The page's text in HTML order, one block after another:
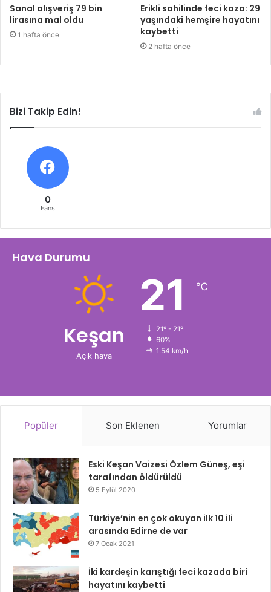
Sanal alışveriş 79 bin
lirasına mal oldu
1 hafta önce
Erikli sahilinde feci kaza: 29
yaşındaki hemşire hayatını
kaybetti
2 hafta önce
Bizi Takip Edin!
0
Fans
Hava Durumu
Keşan
Açık hava
21 ℃
21º - 21º
60%
1.54 km/h
Popüler Son Eklenen Yorumlar
Eski Keşan Vaizesi Özlem Güneş, eşi
tarafından öldürüldü
5 Eylül 2020
Türkiye’nin en çok okuyan ilk 10 ili
arasında Edirne de var
7 Ocak 2021
İki kardeşin karıştığı feci kazada biri
hayatını kaybetti